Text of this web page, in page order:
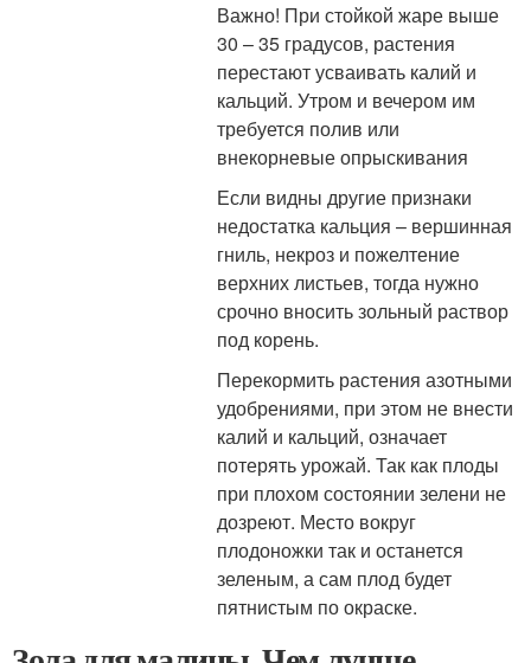
Важно! При стойкой жаре выше
30 – 35 градусов, растения
перестают усваивать калий и
кальций. Утром и вечером им
требуется полив или
внекорневые опрыскивания
Если видны другие признаки
недостатка кальция – вершинная
гниль, некроз и пожелтение
верхних листьев, тогда нужно
срочно вносить зольный раствор
под корень.
Перекормить растения азотными
удобрениями, при этом не внести
калий и кальций, означает
потерять урожай. Так как плоды
при плохом состоянии зелени не
дозреют. Место вокруг
плодоножки так и останется
зеленым, а сам плод будет
пятнистым по окраске.